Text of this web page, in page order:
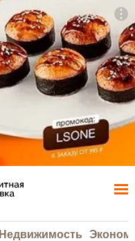
Недвижимость